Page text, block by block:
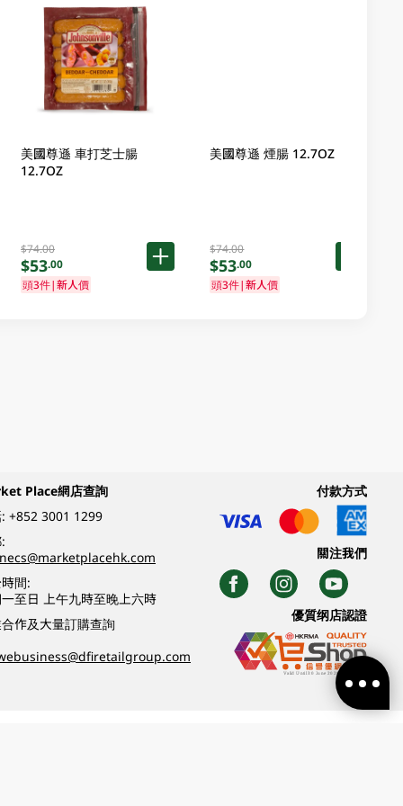
美國尊遜 車打芝士腸
12.7OZ
$74.00
$53.00
頭3件|新人價
美國尊遜 煙腸 12.7OZ
$74.00
$53.00
頭3件|新人價
Place網店查詢
:+852 3001 1299
間:
至日 上午九時至晚上六時
作及大量訂購查詢
付款方式
關注我們
優質纲店認證